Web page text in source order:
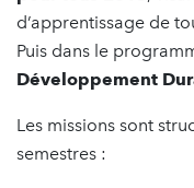
d’apprentissage de
Puis dans le
Développement
Les missions sont
semestres :